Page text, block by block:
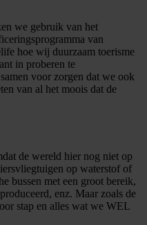
we gebruik van het
van
hoe wij duurzaam toerisme
in proberen te
voor zorgen dat we ook
van al het moois dat de
de wereld hier nog niet op
op waterstof of
bussen met een groot bereik,
enz. Maar zoals de
stap en alles wat we WEL